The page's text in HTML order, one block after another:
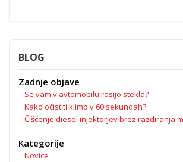
BLOG
Zadnje objave
Se vam v avtomobilu rosijo stekla?
Kako očistiti klimo v 60 sekundah?
Čiščenje diesel injektorjev brez razdiranja
Kategorije
Novice